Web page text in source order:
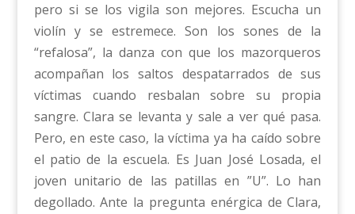
pero si se los vigila son mejores. Escucha un
violín y se estremece. Son los sones de la
“refalosa”, la danza con que los mazorqueros
acompañan los saltos despatarrados de sus
víctimas cuando resbalan sobre su propia
sangre. Clara se levanta y sale a ver qué pasa.
Pero, en este caso, la víctima ya ha caído sobre
el patio de la escuela. Es Juan José Losada, el
joven unitario de las patillas en ”U”. Lo han
degollado. Ante la pregunta enérgica de Clara,